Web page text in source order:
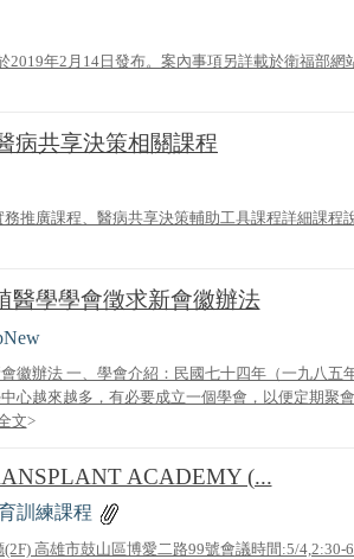
2019年2月14日發布。案內事項另詳載於衛福部網
病共享決策相關課程
推廣課程、醫病共享決策輔助工具課程詳細課程
醫學學會徵求新會徽辦法
徽辦法 一、學會介紹：民國七十四年（一九八五
心越來越多，有必要成立一個學會，以便定期聚
文>
ACADEMY (...
訓練課程
(2F) 高雄市鼓山區博愛二路99號會議時間:5/